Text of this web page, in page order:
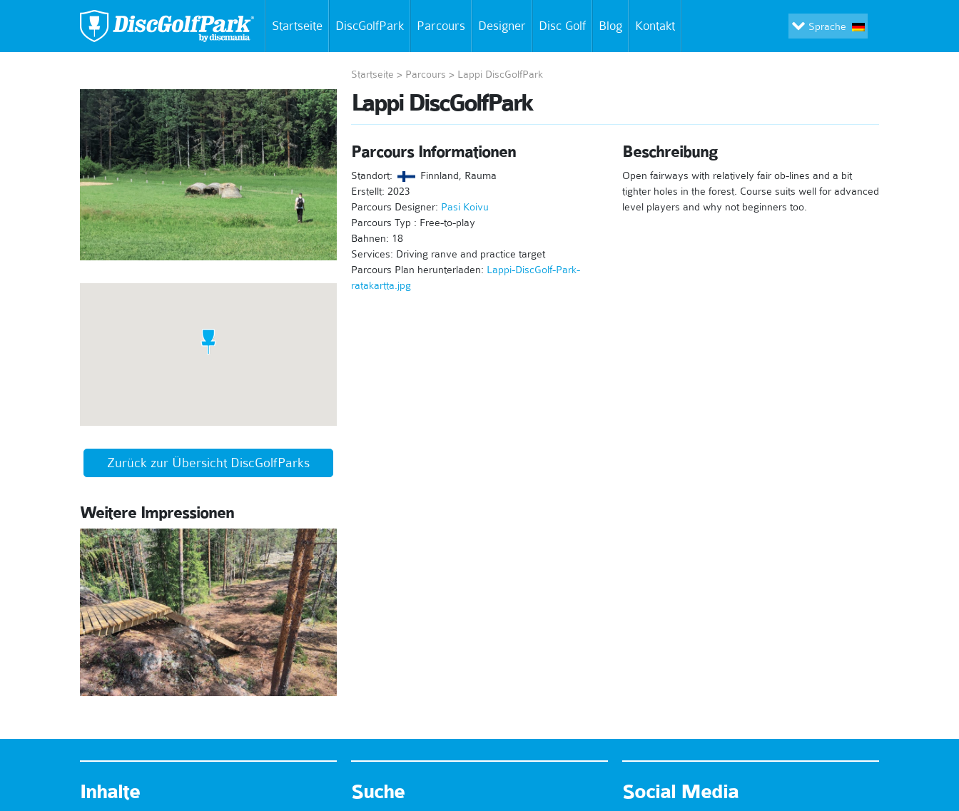
Startseite DiscGolfPark Parcours Designer Disc Golf Blog Kontakt Sprache
Zurück zur Übersicht DiscGolfParks
Startseite > Parcours > Lappi DiscGolfPark
Lappi DiscGolfPark
Parcours Informationen
Standort:
Finnland, Rauma
Erstellt: 2023
Parcours Designer: Pasi Koivu
Parcours Typ : Free-to-play
Bahnen: 18
Services: Driving ranve and practice target
Parcours Plan herunterladen: Lappi-DiscGolf-Park-
ratakartta.jpg
Beschreibung
Open fairways with relatively fair ob-lines and a bit
tighter holes in the forest. Course suits well for advanced
level players and why not beginners too.
Weitere Impressionen
Inhalte Suche Social Media